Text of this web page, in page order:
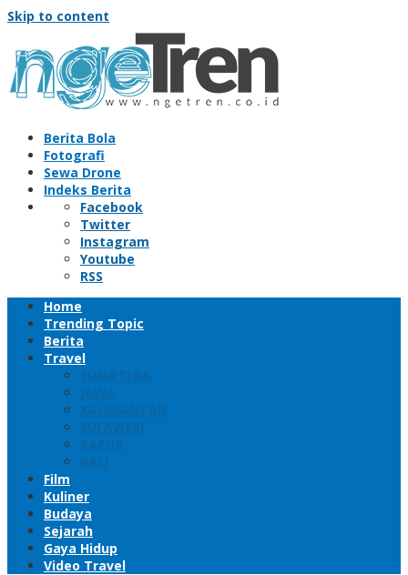
Skip to content
Berita Bola
Fotografi
Sewa Drone
Indeks Berita
Facebook
Twitter
Instagram
Youtube
RSS
Home
Trending Topic
Berita
Travel
SUMATERA
JAWA
KALIMANTAN
SULAWESI
PAPUA
BALI
Film
Kuliner
Budaya
Sejarah
Gaya Hidup
Video Travel